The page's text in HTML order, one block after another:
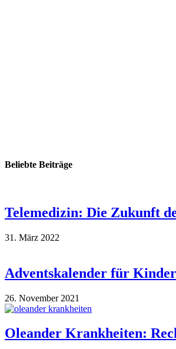
Beliebte Beiträge
Telemedizin: Die Zukunft
31. März 2022
Adventskalender für
26. November 2021
Oleander Krankheiten: